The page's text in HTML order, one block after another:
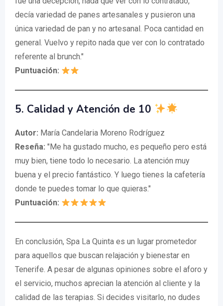
decía variedad de panes artesanales y pusieron una
única variedad de pan y no artesanal. Poca cantidad en
general. Vuelvo y repito nada que ver con lo contratado
referente al brunch."
Puntuación:
5. Calidad y Atención de 10
Autor: María Candelaria Moreno Rodríguez
Reseña: "Me ha gustado mucho, es pequeño pero está
muy bien, tiene todo lo necesario. La atención muy
buena y el precio fantástico. Y luego tienes la cafetería
donde te puedes tomar lo que quieras."
Puntuación:
En conclusión, Spa La Quinta es un lugar prometedor
para aquellos que buscan relajación y bienestar en
Tenerife. A pesar de algunas opiniones sobre el aforo y
el servicio, muchos aprecian la atención al cliente y la
calidad de las terapias. Si decides visitarlo, no dudes